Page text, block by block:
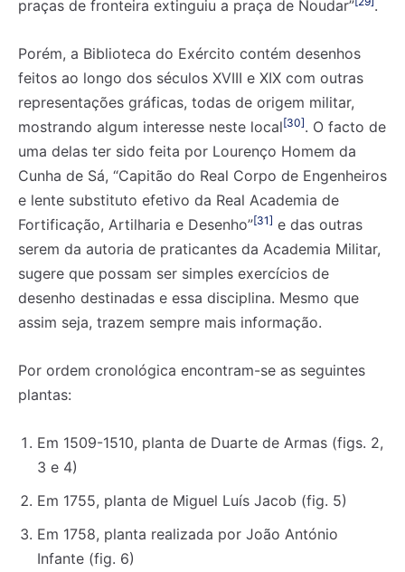
praças de fronteira extinguiu a praça de Noudar” .
Porém, a Biblioteca do Exército contém desenhos
feitos ao longo dos séculos XVIII e XIX com outras
representações gráficas, todas de origem militar,
mostrando algum interesse neste local[30]. O facto de
uma delas ter sido feita por Lourenço Homem da
Cunha de Sá, “Capitão do Real Corpo de Engenheiros
e lente substituto efetivo da Real Academia de
Fortificação, Artilharia e Desenho”[31] e das outras
serem da autoria de praticantes da Academia Militar,
sugere que possam ser simples exercícios de
desenho destinadas e essa disciplina. Mesmo que
assim seja, trazem sempre mais informação.
Por ordem cronológica encontram-se as seguintes
plantas:
Em 1509-1510, planta de Duarte de Armas (figs. 2,
3 e 4)
Em 1755, planta de Miguel Luís Jacob (fig. 5)
Em 1758, planta realizada por João António
Infante (fig. 6)